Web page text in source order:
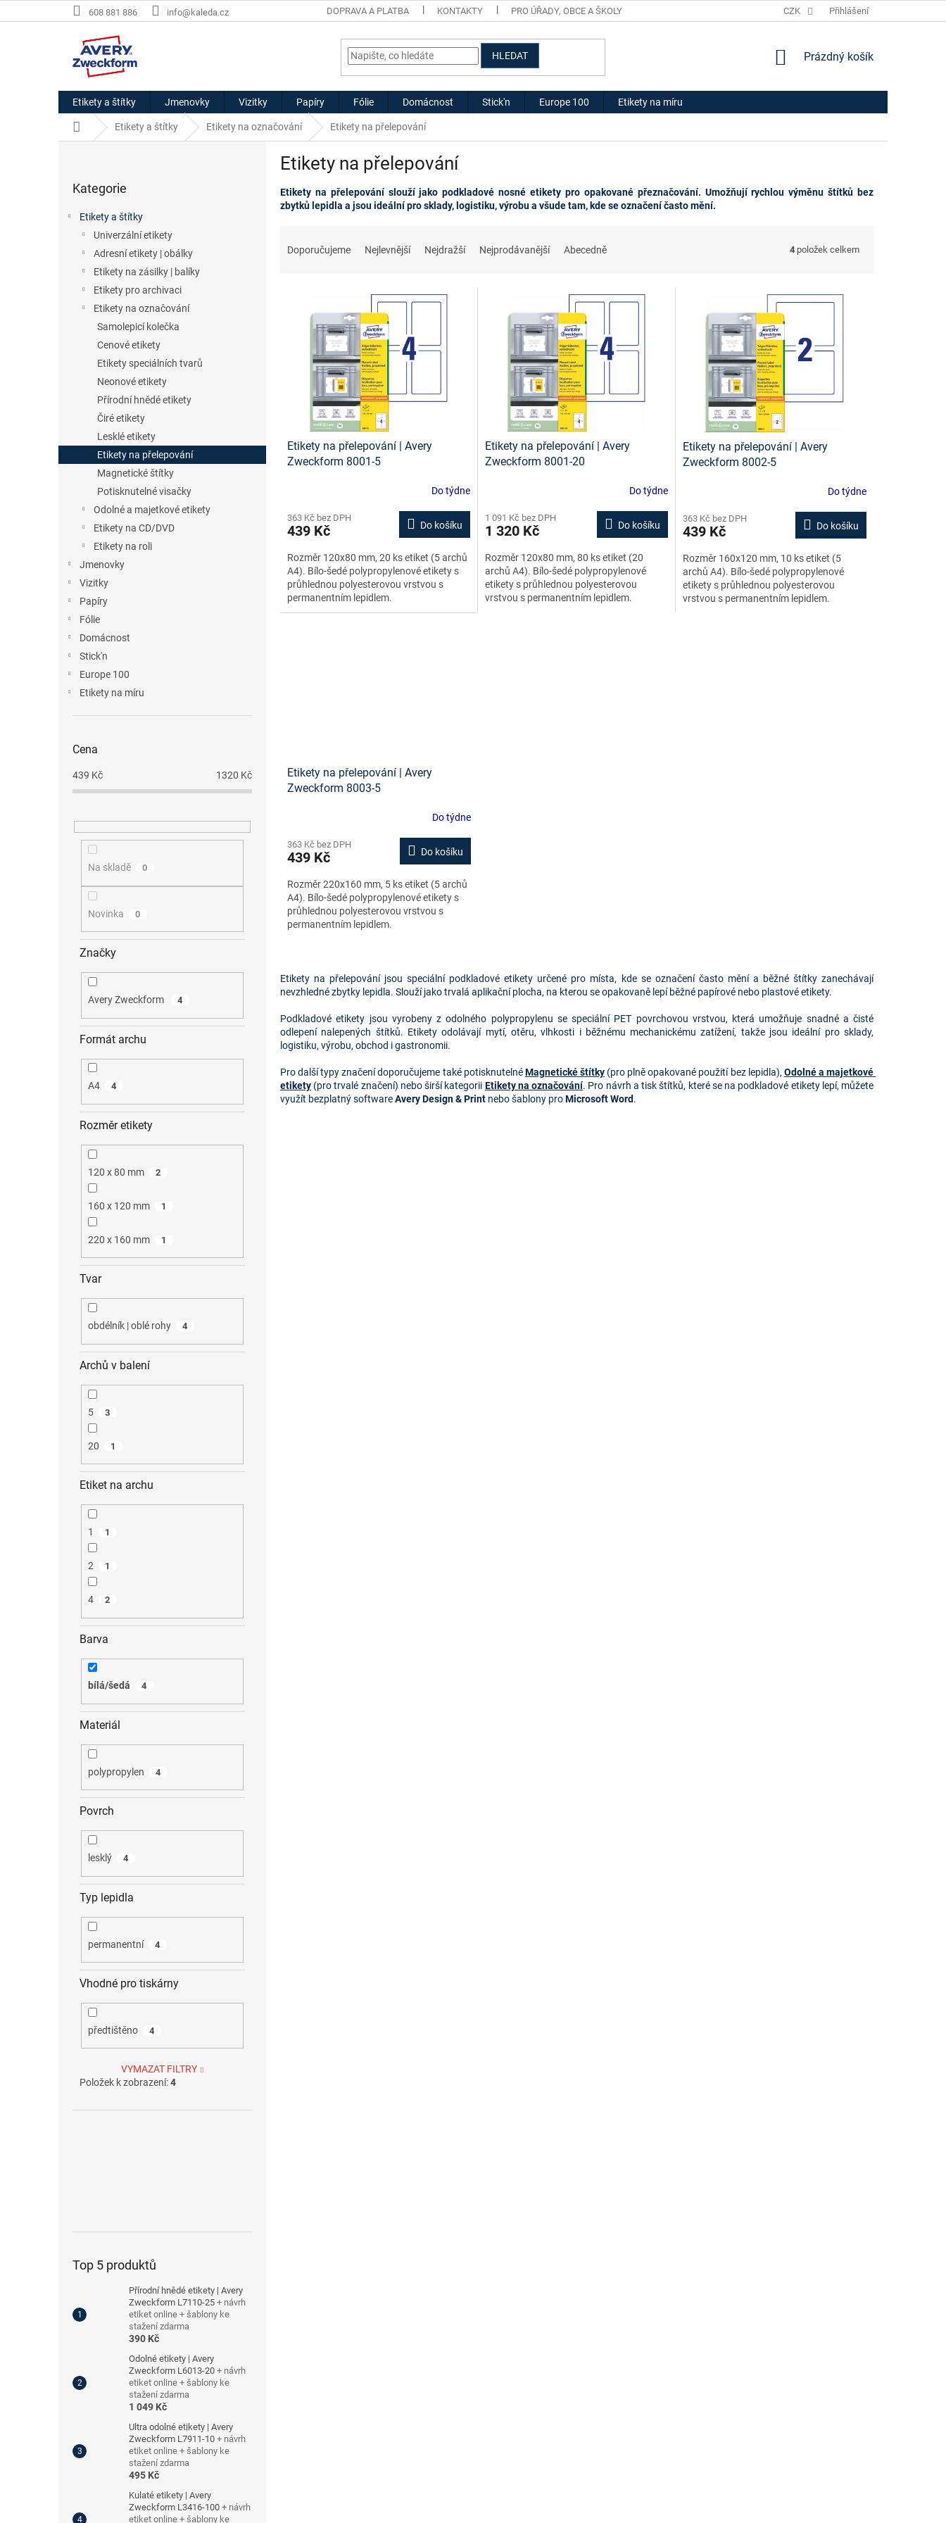
na
608 881 886 info@kaleda.cz DOPRAVA A PLATBA KONTAKTY PRO ÚŘADY, OBCE A ŠKOLY HODNOCENÍ OBCHODU
CZK Přihlášení
HLEDAT
NÁKUPNÍ
Prázdný košík
Etikety a štítky Jmenovky Vizitky Papíry Fólie Domácnost Stick'n Europe 100 Etikety na míru
Domů Etikety a štítky Etikety na označování Etikety na přelepování
kategorie
Kategorie
Etikety a štítky
Univerzální etikety
Adresní etikety | obálky
Etikety na zásilky | balíky
Etikety pro archivaci
Etikety na označování
Samolepicí kolečka
Cenové etikety
Etikety speciálních tvarů
Neonové etikety
Přírodní hnědé etikety
Čiré etikety
Lesklé etikety
Etikety na přelepování
Magnetické štítky
Potisknutelné visačky
Odolné a majetkové etikety
Etikety na CD/DVD
Etikety na roli
Jmenovky
Vizitky
Papíry
Fólie
Domácnost
Stick'n
Europe 100
Etikety na míru
Cena
439 Kč 1320 Kč
Na skladě 0
Novinka 0
Značky
Avery Zweckform 4
Formát archu
A4 4
Rozměr etikety
120 x 80 mm 2
160 x 120 mm 1
220 x 160 mm 1
Tvar
obdélník | oblé rohy 4
Archů v balení
5 3
20 1
Etiket na archu
1 1
2 1
4 2
Barva
bílá/šedá 4
Materiál
polypropylen 4
Povrch
lesklý 4
Typ lepidla
permanentní 4
Vhodné pro tiskárny
předtištěno 4
VYMAZAT FILTRY
Položek k zobrazení:4
Top 5 produktů
Přírodní hnědé etikety | Avery
Zweckform L7110-25 + návrh
etiket online + šablony ke
stažení zdarma
390 Kč
Odolné etikety | Avery
Zweckform L6013-20 + návrh
etiket online + šablony ke
stažení zdarma
1 049 Kč
Ultra odolné etikety | Avery
Zweckform L7911-10 + návrh
etiket online + šablony ke
stažení zdarma
495 Kč
Kulaté etikety | Avery
Zweckform L3416-100 + návrh
etiket online + šablony ke
Etikety na přelepování
Etikety na přelepování slouží jako podkladové nosné etikety pro opakované přeznačování. Umožňují rychlou výměnu štítků bez
zbytků lepidla a jsou ideální pro sklady, logistiku, výrobu a všude tam, kde se označení často mění.
Doporučujeme Nejlevnější Nejdražší Nejprodávanější Abecedně 4 položek celkem
Etikety na přelepování | Avery
Zweckform 8001-5
Do týdne
363 Kč bez DPH
439 Kč Do košíku
Rozměr 120x80 mm, 20 ks etiket (5 archů
A4). Bílo-šedé polypropylenové etikety s
průhlednou polyesterovou vrstvou s
permanentním lepidlem.
Etikety na přelepování | Avery
Zweckform 8001-20
Do týdne
1 091 Kč bez DPH
1 320 Kč Do košíku
Rozměr 120x80 mm, 80 ks etiket (20
archů A4). Bílo-šedé polypropylenové
etikety s průhlednou polyesterovou
vrstvou s permanentním lepidlem.
Etikety na přelepování | Avery
Zweckform 8002-5
Do týdne
363 Kč bez DPH
439 Kč Do košíku
Rozměr 160x120 mm, 10 ks etiket (5
archů A4). Bílo-šedé polypropylenové
etikety s průhlednou polyesterovou
vrstvou s permanentním lepidlem.
Etikety na přelepování | Avery
Zweckform 8003-5
Do týdne
363 Kč bez DPH
439 Kč Do košíku
Rozměr 220x160 mm, 5 ks etiket (5 archů
A4). Bílo-šedé polypropylenové etikety s
průhlednou polyesterovou vrstvou s
permanentním lepidlem.
l
á
a
c
p
r
v
k
Etikety na přelepování jsou speciální podkladové etikety určené pro místa, kde se označení často mění a běžné štítky zanechávají
nevzhledné zbytky lepidla. Slouží jako trvalá aplikační plocha, na kterou se opakovaně lepí běžné papírové nebo plastové etikety.
Podkladové etikety jsou vyrobeny z odolného polypropylenu se speciální PET povrchovou vrstvou, která umožňuje snadné a čisté
odlepení nalepených štítků. Etikety odolávají mytí, otěru, vlhkosti i běžnému mechanickému zatížení, takže jsou ideální pro sklady,
logistiku, výrobu, obchod i gastronomii.
Pro další typy značení doporučujeme také potisknutelné Magnetické štítky (pro plně opakované použití bez lepidla), Odolné a majetkové
etikety (pro trvalé značení) nebo širší kategorii Etikety na označování. Pro návrh a tisk štítků, které se na podkladové etikety lepí, můžete
využít bezplatný software Avery Design & Print nebo šablony pro Microsoft Word.